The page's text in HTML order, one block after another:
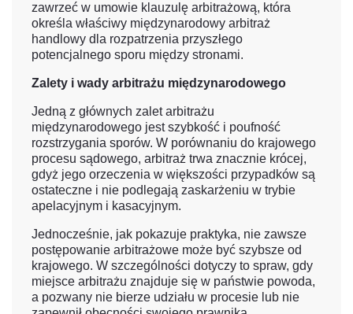
zawrzeć w umowie klauzulę arbitrażową, która
określa właściwy międzynarodowy arbitraż
handlowy dla rozpatrzenia przyszłego
potencjalnego sporu między stronami.
Zalety i wady arbitrażu międzynarodowego
Jedną z głównych zalet arbitrażu
międzynarodowego jest szybkość i poufność
rozstrzygania sporów. W porównaniu do krajowego
procesu sądowego, arbitraż trwa znacznie krócej,
gdyż jego orzeczenia w większości przypadków są
ostateczne i nie podlegają zaskarżeniu w trybie
apelacyjnym i kasacyjnym.
Jednocześnie, jak pokazuje praktyka, nie zawsze
postępowanie arbitrażowe może być szybsze od
krajowego. W szczególności dotyczy to spraw, gdy
miejsce arbitrażu znajduje się w państwie powoda,
a pozwany nie bierze udziału w procesie lub nie